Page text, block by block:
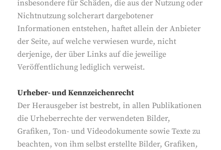
insbesondere für Schäden, die aus der Nutzung oder
Nichtnutzung solcherart dargebotener
Informationen entstehen, haftet allein der Anbieter
der Seite, auf welche verwiesen wurde, nicht
derjenige, der über Links auf die jeweilige
Veröffentlichung lediglich verweist.
Urheber- und Kennzeichenrecht
Der Herausgeber ist bestrebt, in allen Publikationen
die Urheberrechte der verwendeten Bilder,
Grafiken, Ton- und Videodokumente sowie Texte zu
beachten, von ihm selbst erstellte Bilder, Grafiken,